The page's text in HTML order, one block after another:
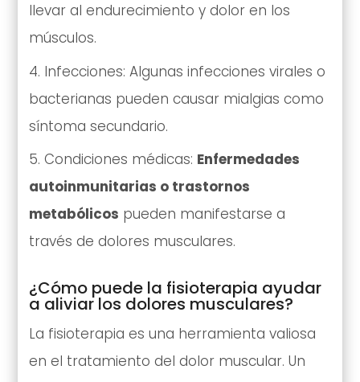
llevar al endurecimiento y dolor en los
músculos.
Infecciones: Algunas infecciones virales o
bacterianas pueden causar mialgias como
síntoma secundario.
Condiciones médicas: Enfermedades
autoinmunitarias o trastornos
metabólicos pueden manifestarse a
través de dolores musculares.
¿Cómo puede la fisioterapia ayudar
a aliviar los dolores musculares?
La fisioterapia es una herramienta valiosa
en el tratamiento del dolor muscular. Un